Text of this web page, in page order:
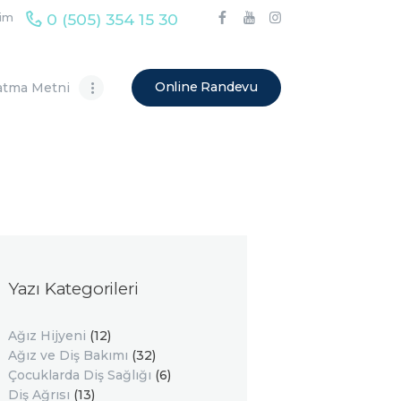
0 (505) 354 15 30
Metni Online Randevu
Yazı Kategorileri
Ağız Hijyeni (12)
Ağız ve Diş Bakımı (32)
Çocuklarda Diş Sağlığı (6)
Diş Ağrısı (13)